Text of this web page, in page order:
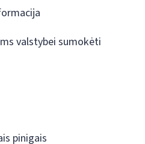
valstybei sumokėti
pinigais